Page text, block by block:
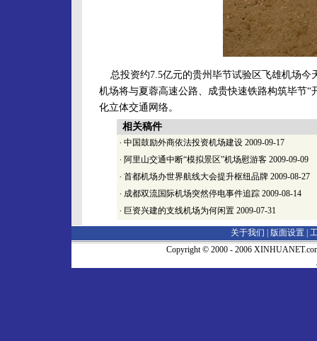
总投资约7.5亿元的贵州毕节试验区飞雄机场今
机场将与夏蓉高速公路、成贵快速铁路构筑毕节
化立体交通网络。
相关稿件
· 中国鼓励外商依法投资机场建设 2009-09-17
· 阿里山交通中断“模拟景区”机场慰游客 2009-09-09
· 首都机场办世界航线大会提升枢纽品牌 2009-08-27
· 成都双流国际机场突然停电事件追踪 2009-08-14
· 巨资兴建的支线机场为何闲置 2009-07-31
关于我们 | 版面设置
Copyright © 2000 - 2006